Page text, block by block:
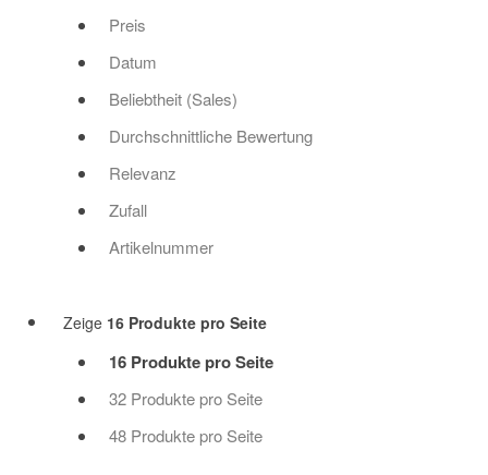
Preis
Datum
Beliebtheit (Sales)
Durchschnittliche Bewertung
Relevanz
Zufall
Artikelnummer
Zeige 16 Produkte pro Seite
16 Produkte pro Seite
32 Produkte pro Seite
48 Produkte pro Seite